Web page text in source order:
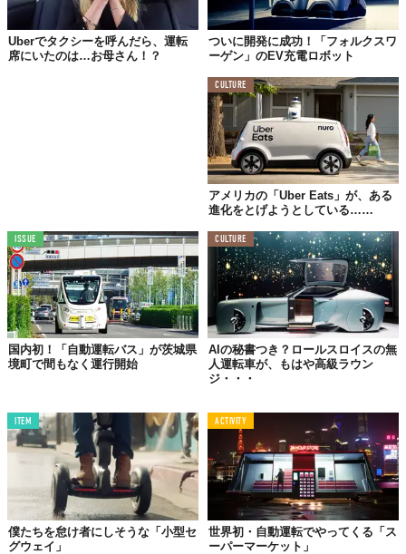
Uberでタクシーを呼んだら、運転
席にいたのは…お母さん！？
ついに開発に成功！「フォルクスワ
ーゲン」のEV充電ロボット
CULTURE
アメリカの「Uber Eats」が、ある
進化をとげようとしている……
ISSUE
国内初！「自動運転バス」が茨城県
境町で間もなく運行開始
CULTURE
AIの秘書つき？ロールスロイスの無
人運転車が、もはや高級ラウン
ジ・・・
ITEM
僕たちを怠け者にしそうな「小型セ
グウェイ」
ACTIVITY
世界初・自動運転でやってくる「ス
ーパーマーケット」